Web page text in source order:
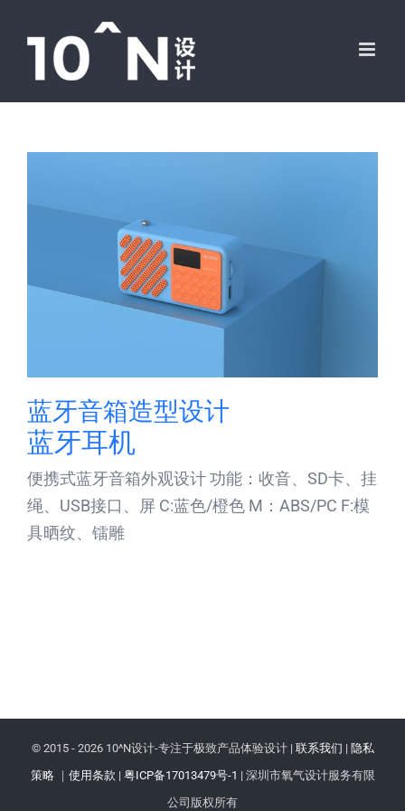
蓝牙音箱造型设计
蓝牙耳机
便携式蓝牙音箱外观设计 功能：收音、SD卡、挂
绳、USB接口、屏 C:蓝色/橙色 M：ABS/PC F:模
具晒纹、镭雕
© 2015 - 2026 10^N设计-专注于极致产品体验设计 | 联系我们 | 隐私
策略 ｜ 使用条款 | 粤ICP备17013479号-1 | 深圳市氧气设计服务有限
公司版权所有